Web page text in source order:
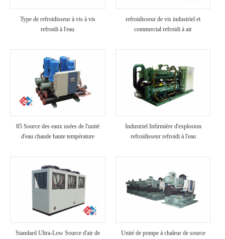
Type de refroidisseur à vis à vis
refroidi à l'eau
refroidisseur de vis industriel et
commercial refroidi à air
85 Source des eaux usées de l'unité
d'eau chaude haute température
Industriel Infirmière d'explosion
refroidisseur refroidi à l'eau
Standard Ultra-Low Source d'air de
Unité de pompe à chaleur de source